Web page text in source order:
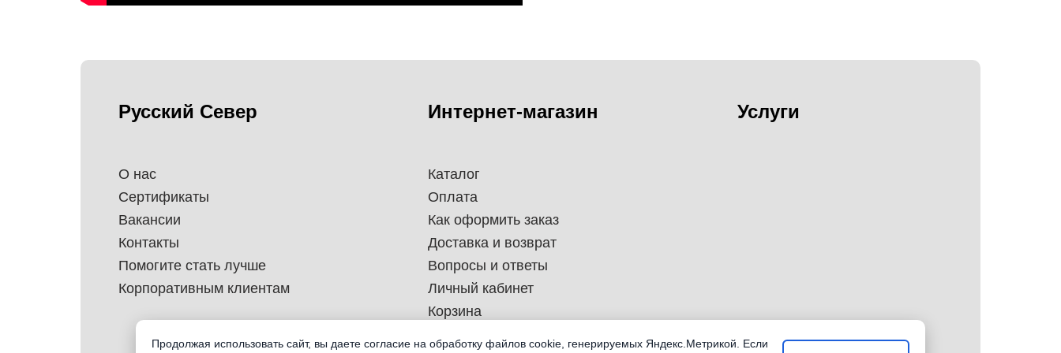
Русский Север
О нас
Сертификаты
Вакансии
Контакты
Помогите стать лучше
Корпоративным клиентам
Интернет-магазин
Каталог
Оплата
Как оформить заказ
Доставка и возврат
Вопросы и ответы
Личный кабинет
Корзина
Услуги
Продолжая использовать сайт, вы даете согласие на обработку файлов cookie, генерируемых Яндекс.Метрикой. Если